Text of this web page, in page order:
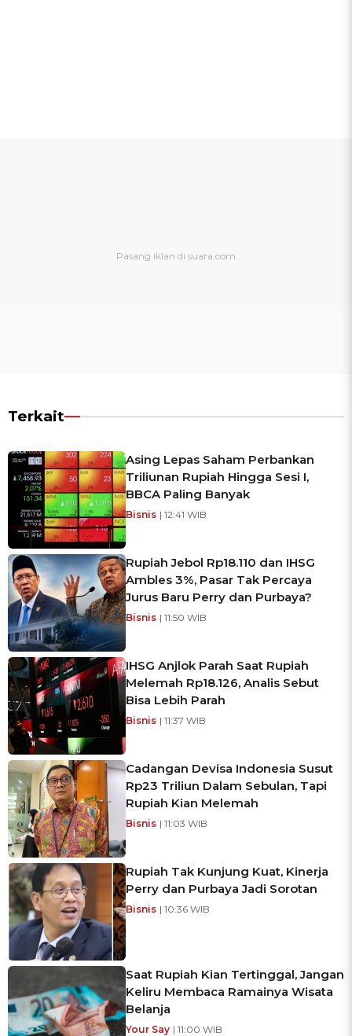
Terkait
Asing Lepas Saham Perbankan
Triliunan Rupiah Hingga Sesi I,
BBCA Paling Banyak
Bisnis | 12:41 WIB
Rupiah Jebol Rp18.110 dan IHSG
Ambles 3%, Pasar Tak Percaya
Jurus Baru Perry dan Purbaya?
Bisnis | 11:50 WIB
IHSG Anjlok Parah Saat Rupiah
Melemah Rp18.126, Analis Sebut
Bisa Lebih Parah
Bisnis | 11:37 WIB
Cadangan Devisa Indonesia Susut
Rp23 Triliun Dalam Sebulan, Tapi
Rupiah Kian Melemah
Bisnis | 11:03 WIB
Rupiah Tak Kunjung Kuat, Kinerja
Perry dan Purbaya Jadi Sorotan
Bisnis | 10:36 WIB
Saat Rupiah Kian Tertinggal, Jangan
Keliru Membaca Ramainya Wisata
Belanja
Your Say | 11:00 WIB